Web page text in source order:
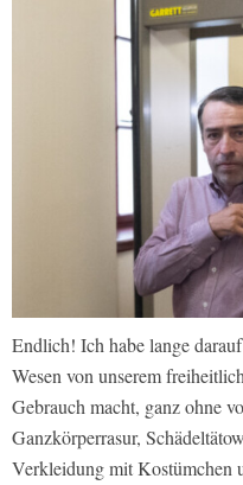
Endlich! Ich habe lange
Wesen von unserem
Gebrauch macht, ganz ohne
Ganzkörperrasur,
Verkleidung mit Kostümchen